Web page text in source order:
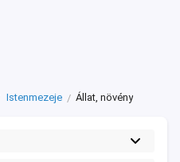
Istenmezeje Állat, növény